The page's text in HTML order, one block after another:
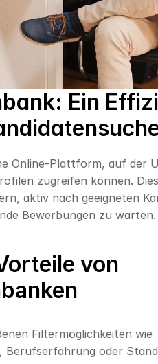
Ein
Online-Plattform, auf der
zugreifen können.
aktiv nach geeigneten
Bewerbungen zu warten.
von
Filtermöglichkeiten wie
Berufserfahrung oder